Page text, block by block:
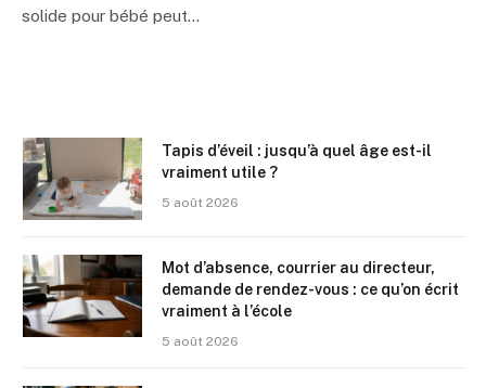
solide pour bébé peut…
Tapis d’éveil : jusqu’à quel âge est-il
vraiment utile ?
5 août 2026
Mot d’absence, courrier au directeur,
demande de rendez-vous : ce qu’on écrit
vraiment à l’école
5 août 2026